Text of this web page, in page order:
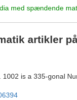
med spændende
artikler
is a 335-gonal